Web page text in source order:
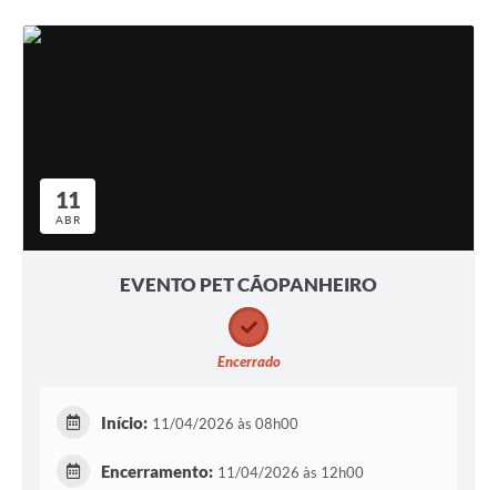
11
ABR
EVENTO PET CÃOPANHEIRO
Encerrado
Início: 11/04/2026 às 08h00
Encerramento: 11/04/2026 às 12h00